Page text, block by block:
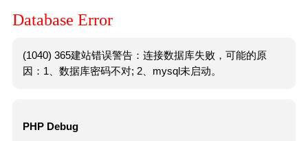
Database Error
(1040) 365建站错误警告：连接数据库失败，可能的原
因：1、数据库密码不对; 2、mysql未启动。
PHP Debug